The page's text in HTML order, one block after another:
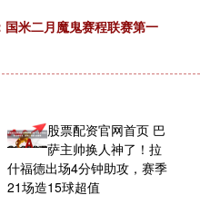
米二月魔鬼赛程联赛第一
股票配资官网首页 巴
萨主帅换人神了！拉
什福德出场4分钟助攻，赛季
21场造15球超值